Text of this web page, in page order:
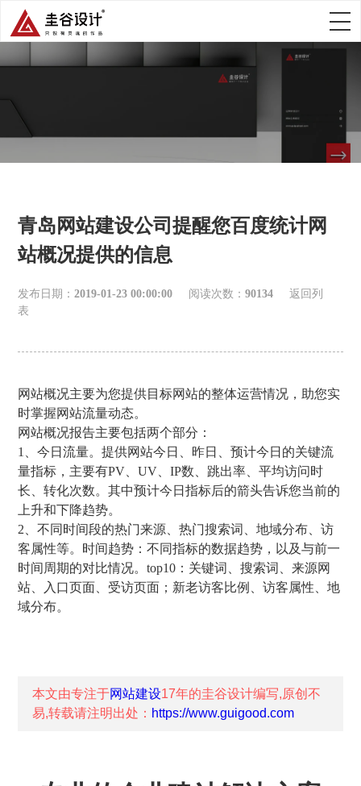
青岛网站建设公司提醒您百度统计网
站概况提供的信息
发布日期：2019-01-23 00:00:00 阅读次数：90134
返回列
表
网站概况主要为您提供目标网站的整体运营情况，助您实
时掌握网站流量动态。
网站概况报告主要包括两个部分：
1、今日流量。提供网站今日、昨日、预计今日的关键流
量指标，主要有PV、UV、IP数、跳出率、平均访问时
长、转化次数。其中预计今日指标后的箭头告诉您当前的
上升和下降趋势。
2、不同时间段的热门来源、热门搜索词、地域分布、访
客属性等。时间趋势：不同指标的数据趋势，以及与前一
时间周期的对比情况。top10：关键词、搜索词、来源网
站、入口页面、受访页面；新老访客比例、访客属性、地
域分布。
本文由专注于网站建设17年的圭谷设计编写,原创不
易,转载请注明出处： https://www.guigood.com